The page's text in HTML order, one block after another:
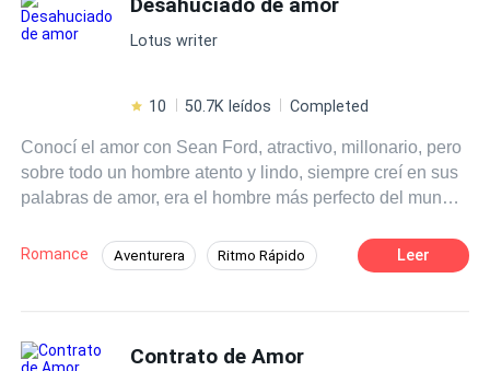
enfrentarlo todo por recuperar a su verdadero amor.
Rebelde Diferencia de Edad
ContemporáneaLotus writer
10 50.7K leídos Completed
Conocí el amor con Sean Ford, atractivo, millonario, pero
sobre todo un hombre atento y lindo, siempre creí en sus
palabras de amor, era el hombre más perfecto del mundo
encontré con su asistente en la cama. Fue decepcionante
y la primera de muchas veces que me lastimará aunque
perdón la costumbre, Margareth O'Neill
Romance Aventurera Ritmo Rápido
CEO
Leer
Contrato de Amor